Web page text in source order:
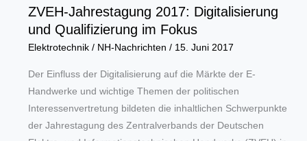
ZVEH-Jahrestagung 2017: Digitalisierung
und Qualifizierung im Fokus
Elektrotechnik/ NH-Nachrichten / 15. Juni 2017
Der Einfluss der Digitalisierung auf die Märkte der E-
Handwerke und wichtige Themen der politischen
Interessenvertretung bildeten die inhaltlichen Schwerpunkte
der Jahrestagung des Zentralverbands der Deutschen